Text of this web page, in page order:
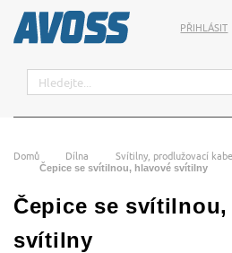
Hledat
PŘIHLÁSIT
Domů Dílna Svítilny, prodlužovací
Čepice se svítilnou, hlavové svítilny
Čepice se
svítilny